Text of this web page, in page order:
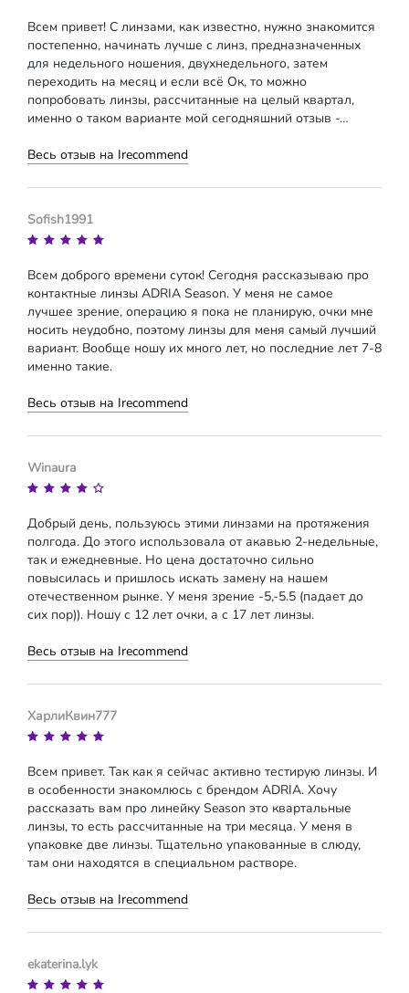
Всем привет! С линзами, как известно, нужно знакомится
постепенно, начинать лучше с линз, предназначенных
для недельного ношения, двухнедельного, затем
переходить на месяц и если всё Ок, то можно
попробовать линзы, рассчитанные на целый квартал,
именно о таком варианте мой сегодняшний отзыв -…
Весь отзыв на Irecommend
Sofish1991
Всем доброго времени суток! Сегодня рассказываю про
контактные линзы ADRIA Season. У меня не самое
лучшее зрение, операцию я пока не планирую, очки мне
носить неудобно, поэтому линзы для меня самый лучший
вариант. Вообще ношу их много лет, но последние лет 7-8
именно такие.
Весь отзыв на Irecommend
Winaura
Добрый день, пользуюсь этими линзами на протяжения
полгода. До этого использовала от акавью 2-недельные,
так и ежедневные. Но цена достаточно сильно
повысилась и пришлось искать замену на нашем
отечественном рынке. У меня зрение -5,-5.5 (падает до
сих пор)). Ношу с 12 лет очки, а с 17 лет линзы.
Весь отзыв на Irecommend
ХарлиКвин777
Всем привет. Так как я сейчас активно тестирую линзы. И
в особенности знакомлюсь с брендом ADRIA. Хочу
рассказать вам про линейку Season это квартальные
линзы, то есть рассчитанные на три месяца. У меня в
упаковке две линзы. Тщательно упакованные в слюду,
там они находятся в специальном растворе.
Весь отзыв на Irecommend
ekaterina.lyk